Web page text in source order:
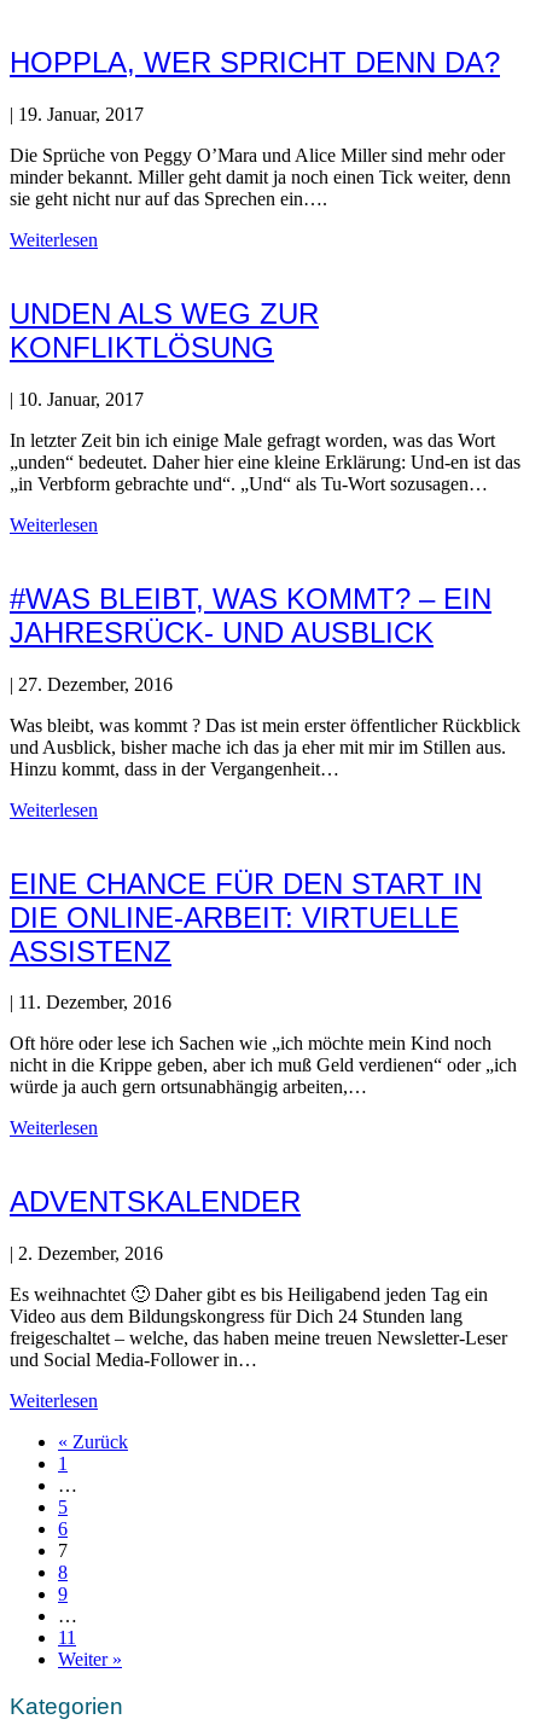
HOPPLA, WER SPRICHT DENN DA?
| 19. Januar, 2017
Die Sprüche von Peggy O’Mara und Alice Miller sind mehr oder
minder bekannt. Miller geht damit ja noch einen Tick weiter, denn
sie geht nicht nur auf das Sprechen ein….
Weiterlesen
UNDEN ALS WEG ZUR
KONFLIKTLÖSUNG
| 10. Januar, 2017
In letzter Zeit bin ich einige Male gefragt worden, was das Wort
„unden“ bedeutet. Daher hier eine kleine Erklärung: Und-en ist das
„in Verbform gebrachte und“. „Und“ als Tu-Wort sozusagen…
Weiterlesen
#WAS BLEIBT, WAS KOMMT? – EIN
JAHRESRÜCK- UND AUSBLICK
| 27. Dezember, 2016
Was bleibt, was kommt ? Das ist mein erster öffentlicher Rückblick
und Ausblick, bisher mache ich das ja eher mit mir im Stillen aus.
Hinzu kommt, dass in der Vergangenheit…
Weiterlesen
EINE CHANCE FÜR DEN START IN
DIE ONLINE-ARBEIT: VIRTUELLE
ASSISTENZ
11. Dezember, 2016
Oft höre oder lese ich Sachen wie „ich möchte mein Kind noch
nicht in die Krippe geben, aber ich muß Geld verdienen“ oder „ich
würde ja auch gern ortsunabhängig arbeiten,…
Weiterlesen
ADVENTSKALENDER
| 2. Dezember, 2016
Es weihnachtet 🙂 Daher gibt es bis Heiligabend jeden Tag ein
Video aus dem Bildungskongress für Dich 24 Stunden lang
freigeschaltet – welche, das haben meine treuen Newsletter-Leser
und Social Media-Follower in…
Weiterlesen
« Zurück
1
…
5
6
7
8
9
…
11
Weiter »
Kategorien